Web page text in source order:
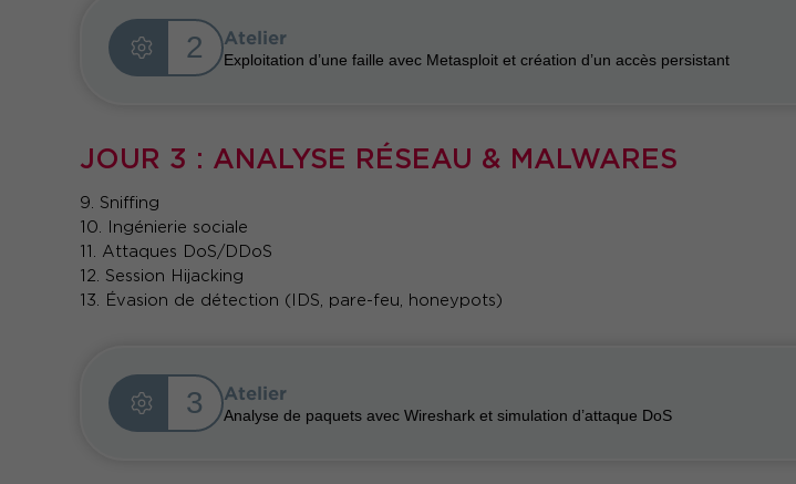
2 Atelier
Exploitation d’une faille avec Metasploit et création d’un accès persistant
JOUR 3 : ANALYSE RÉSEAU & MALWARES
9. Sniffing
10. Ingénierie sociale
11. Attaques DoS/DDoS
12. Session Hijacking
13. Évasion de détection (IDS, pare-feu, honeypots)
3 Atelier
Analyse de paquets avec Wireshark et simulation d’attaque DoS